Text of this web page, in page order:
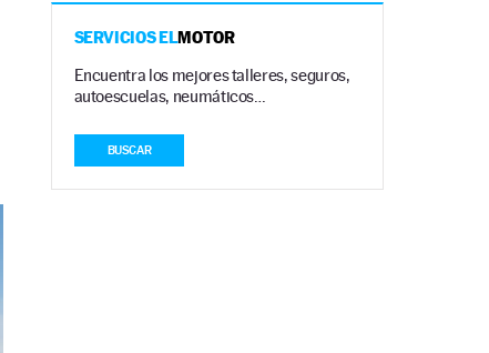
SERVICIOS ELMOTOR
Encuentra los mejores talleres, seguros,
autoescuelas, neumáticos…
BUSCAR